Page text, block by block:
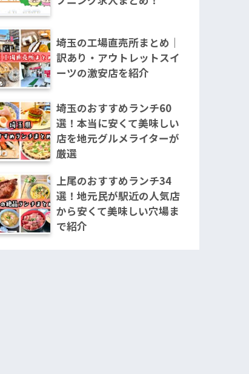
埼玉の工場直売所まとめ｜
訳あり・アウトレットスイ
ーツの激安店を紹介
埼玉のおすすめランチ60
選！本当に安くて美味しい
店を地元グルメライターが
厳選
上尾のおすすめランチ34
選！地元民が駅近の人気店
から安くて美味しい穴場ま
で紹介